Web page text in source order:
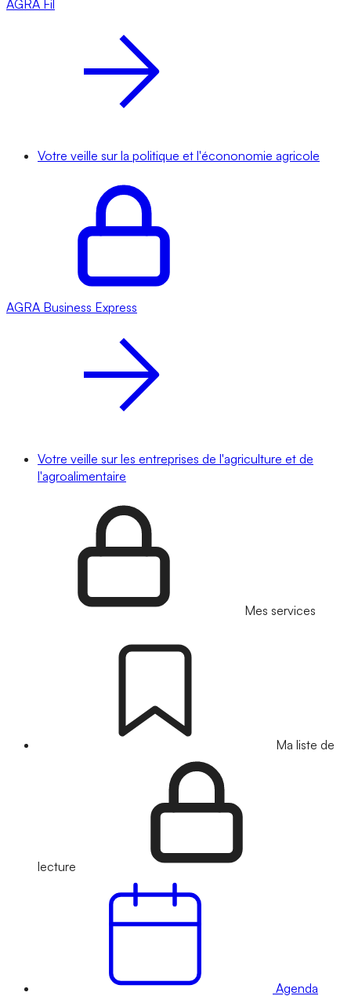
AGRA Fil
Votre veille sur la politique et l'écononomie agricole
AGRA Business Express
Votre veille sur les entreprises de l'agriculture et de
l'agroalimentaire
Mes services
Ma liste de
lecture
Agenda